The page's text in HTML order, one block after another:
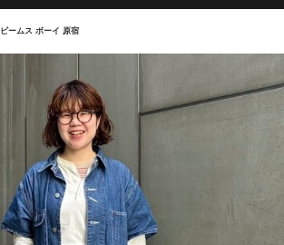
ビームス ボーイ 原宿